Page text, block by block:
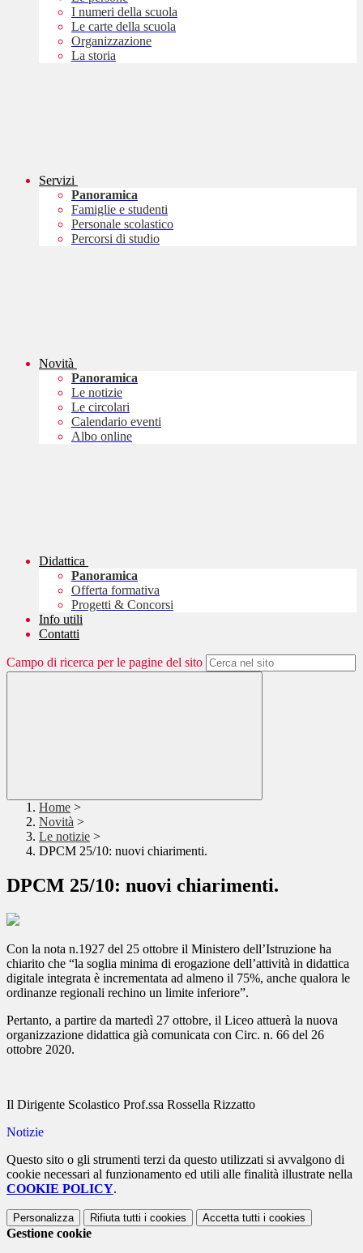
I numeri della scuola
Le carte della scuola
Organizzazione
La storia
Servizi
Panoramica
Famiglie e studenti
Personale scolastico
Percorsi di studio
Novità
Panoramica
Le notizie
Le circolari
Calendario eventi
Albo online
Didattica
Panoramica
Offerta formativa
Progetti & Concorsi
Info utili
Contatti
Campo di ricerca per le pagine del sito
Home >
Novità >
Le notizie >
DPCM 25/10: nuovi chiarimenti.
DPCM 25/10: nuovi chiarimenti.
Con la nota n.1927 del 25 ottobre il Ministero dell’Istruzione ha
chiarito che “la soglia minima di erogazione dell’attività in didattica
digitale integrata è incrementata ad almeno il 75%, anche qualora le
ordinanze regionali rechino un limite inferiore”.
Pertanto, a partire da martedì 27 ottobre, il Liceo attuerà la nuova
organizzazione didattica già comunicata con Circ. n. 66 del 26
ottobre 2020.
Il Dirigente Scolastico Prof.ssa Rossella Rizzatto
Notizie
Questo sito o gli strumenti terzi da questo utilizzati si avvalgono di
cookie necessari al funzionamento ed utili alle finalità illustrate nella
COOKIE POLICY.
Personalizza Rifiuta tutti i cookies Accetta tutti i cookies
Gestione cookie